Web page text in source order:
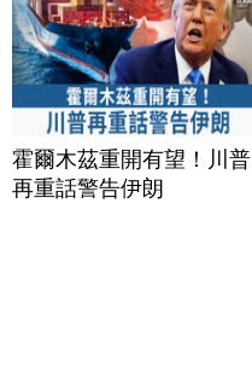
霍爾木茲重開有望！川普
再重話警告伊朗